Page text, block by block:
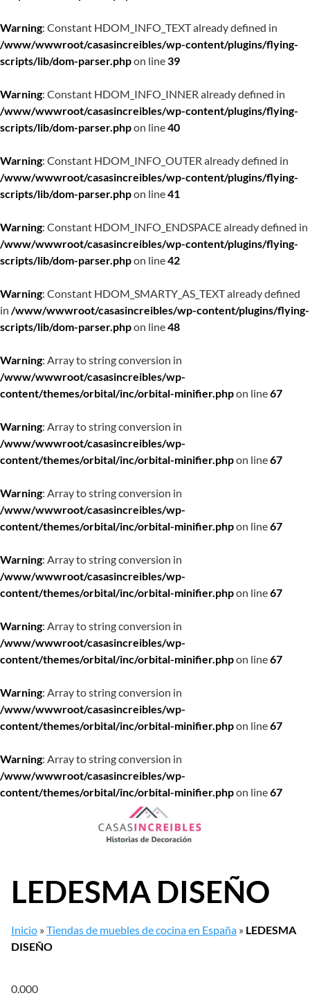
Warning: Constant HDOM_INFO_TEXT already defined in
/www/wwwroot/casasincreibles/wp-content/plugins/flying-
scripts/lib/dom-parser.phpon line39
Warning: Constant HDOM_INFO_INNER already defined in
/www/wwwroot/casasincreibles/wp-content/plugins/flying-
scripts/lib/dom-parser.phpon line40
Warning: Constant HDOM_INFO_OUTER already defined in
/www/wwwroot/casasincreibles/wp-content/plugins/flying-
scripts/lib/dom-parser.phpon line41
Warning: Constant HDOM_INFO_ENDSPACE already defined in
/www/wwwroot/casasincreibles/wp-content/plugins/flying-
scripts/lib/dom-parser.phpon line42
Warning: Constant HDOM_SMARTY_AS_TEXT already defined
in /www/wwwroot/casasincreibles/wp-content/plugins/flying-
scripts/lib/dom-parser.phpon line48
Warning: Array to string conversion in
/www/wwwroot/casasincreibles/wp-
content/themes/orbital/inc/orbital-minifier.phpon line67
Warning: Array to string conversion in
/www/wwwroot/casasincreibles/wp-
content/themes/orbital/inc/orbital-minifier.phpon line67
Warning: Array to string conversion in
/www/wwwroot/casasincreibles/wp-
content/themes/orbital/inc/orbital-minifier.phpon line67
Warning: Array to string conversion in
/www/wwwroot/casasincreibles/wp-
content/themes/orbital/inc/orbital-minifier.phpon line67
Warning: Array to string conversion in
/www/wwwroot/casasincreibles/wp-
content/themes/orbital/inc/orbital-minifier.phpon line67
Warning: Array to string conversion in
/www/wwwroot/casasincreibles/wp-
content/themes/orbital/inc/orbital-minifier.phpon line67
Warning: Array to string conversion in
/www/wwwroot/casasincreibles/wp-
content/themes/orbital/inc/orbital-minifier.phpon line67
LEDESMA DISEÑO
Inicio »Tiendas de muebles de cocina en España » LEDESMA
DISEÑO
0.000